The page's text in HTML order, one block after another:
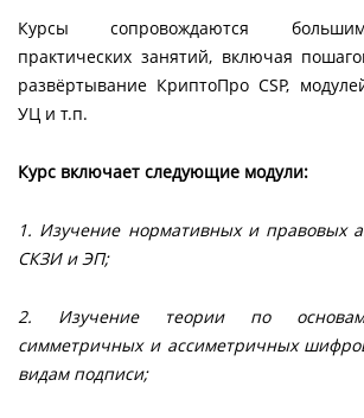
Курсы сопровождаются
практических занятий, включая
развёртывание КриптоПро CSP,
УЦ и т.п.
Курс включает следующие модули:
1. Изучение нормативных и правовых
СКЗИ и ЭП;
2. Изучение теории по основам
симметричных и ассиметричных
видам подписи;